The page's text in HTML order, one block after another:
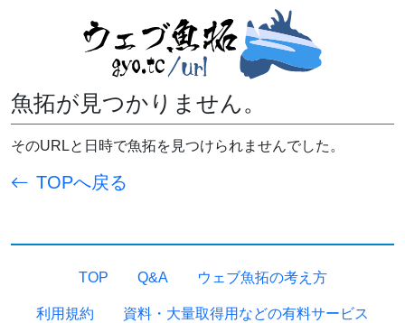
魚拓が見つかりません。
そのURLと日時で魚拓を見つけられませんでした。
TOPへ戻る
TOP Q&A ウェブ魚拓の考え方
利用規約 資料・大量取得用などの有料サービス